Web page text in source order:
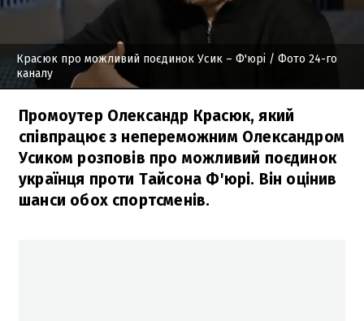
Красюк про можливий поєдинок Усик – Ф'юрі / Фото 24-го
каналу
Промоутер Олександр Красюк, який
співпрацює з непереможним Олександром
Усиком розповів про можливий поєдинок
українця проти Тайсона Ф'юрі. Він оцінив
шанси обох спортсменів.